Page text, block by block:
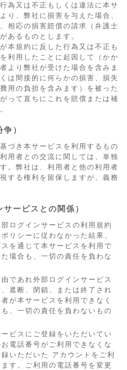
為又は不正もしくは違法に本サ
り、弊社に損害を与えた場合、
相応の損害賠償の請求（弁護士
あるものとします。
本規約に反した行為又は不正も
利用したことに起因して（かか
より弊社が受けた場合を含みま
は間接的に何らかの損害、損失
用の負担を含みます）を被った
って直ちにこれを賠償または補
）
づき本サービスを利用するもの
用者との交流に関しては、単独
。弊社は、利用者と他の利用者
する権利を留保しますが、義務
ービスとの関係）
ログインサービスの利用規約
リシーに従わなかった結果、
を通じて本サービスを利用で
場合も、一切の責任を負わな
であれ外部ログインサービス
遮断、閉鎖、または終了され
が本サービスを利用できなく
、一切の責任を負わないもの
ビスにご登録をいただいてい
電話番号がご利用できなくな
いただいた アカウントをご利
す。ご利用の電話番号を変更